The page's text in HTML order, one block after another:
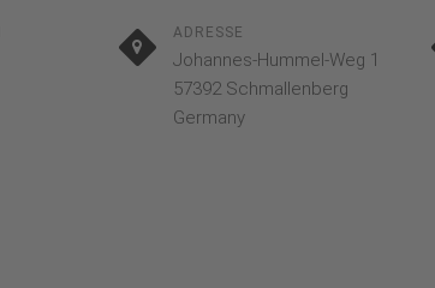
ADRESSE
Johannes-Hummel-Weg 1
57392 Schmallenberg
Germany